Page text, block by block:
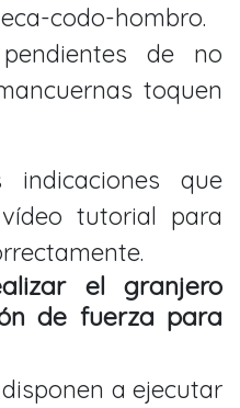
codo-hombro.
de no
toquen
que
tutorial para
el granjero
de fuerza para
a ejecutar